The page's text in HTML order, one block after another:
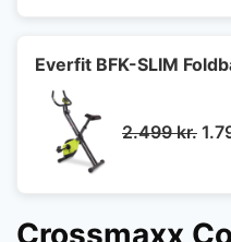
Everfit BFK-SLIM
2.499kr.
Crossmaxx